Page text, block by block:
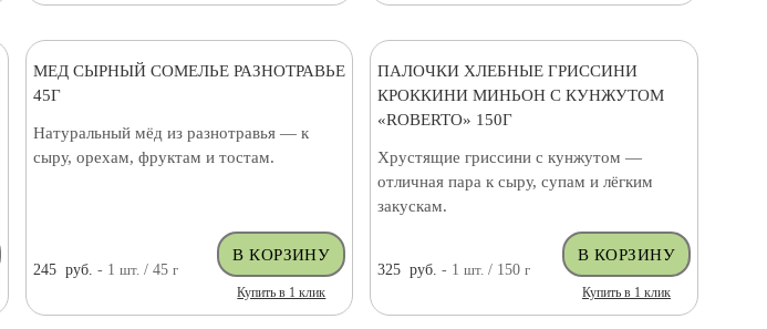
МЕД СЫРНЫЙ СОМЕЛЬЕ РАЗНОТРАВЬЕ
45Г
Натуральный мёд из разнотравья — к
сыру, орехам, фруктам и тостам.
245 руб. - 1 шт. / 45 г
Купить в 1 клик
ПАЛОЧКИ ХЛЕБНЫЕ ГРИССИНИ
КРОККИНИ МИНЬОН С КУНЖУТОМ
«ROBERTO» 150Г
Хрустящие гриссини с кунжутом —
отличная пара к сыру, супам и лёгким
закускам.
325 руб. - 1шт. / 150г
Купить в 1 клик